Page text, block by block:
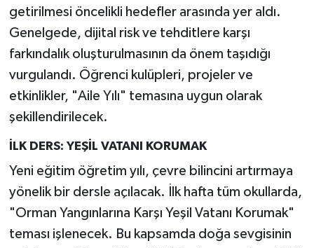
getirilmesi öncelikli hedefler arasında yer aldı.
Genelgede, dijital risk ve tehditlere karşı
farkındalık oluşturulmasının da önem taşıdığı
vurgulandı. Öğrenci kulüpleri, projeler ve
etkinlikler, "Aile Yılı" temasına uygun olarak
şekillendirilecek.
İLK DERS: YEŞİL VATANI KORUMAK
Yeni eğitim öğretim yılı, çevre bilincini artırmaya
yönelik bir dersle açılacak. İlk hafta tüm okullarda,
"Orman Yangınlarına Karşı Yeşil Vatanı Korumak"
teması işlenecek. Bu kapsamda doğa sevgisinin